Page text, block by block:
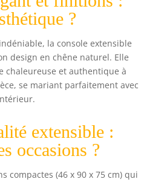
rallonges de
52 cm, ?
la console extensible
design en chêne naturel. Elle
chaleureuse et authentique à
se mariant parfaitement avec
extensible :
occasions ?
compactes (46 x 90 x 75 cm) qui